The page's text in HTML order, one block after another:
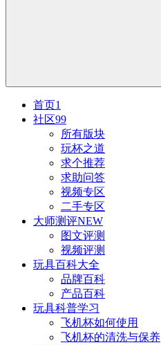
首页1
社区99
所有版块
玩杯之道
求个推荐
求助问答
视频专区
二手专区
大师测评NEW
图文评测
视频评测
玩具百科大全
品牌百科
产品百科
玩具科普学习
飞机杯如何使用
飞机杯的清洗与保养